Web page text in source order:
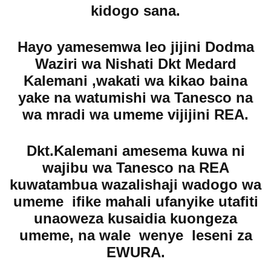
kidogo sana.
Hayo yamesemwa leo jijini Dodma
Waziri wa Nishati Dkt Medard
Kalemani ,wakati wa kikao baina
yake na watumishi wa Tanesco na
wa mradi wa umeme vijijini REA.
Dkt.Kalemani amesema kuwa ni
wajibu wa Tanesco na REA
kuwatambua wazalishaji wadogo wa
umeme ifike mahali ufanyike utafiti
unaoweza kusaidia kuongeza
umeme, na wale wenye leseni za
EWURA.